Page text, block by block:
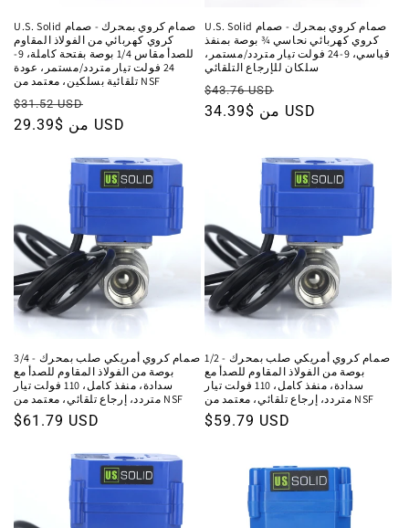
U.S. Solid صمام كروي بمحرك - صمام
كروي كهربائي من الفولاذ المقاوم
للصدأ مقاس 1/4 بوصة بفتحة كاملة، 9-
24 فولت تيار متردد/مستمر، عودة
تلقائية بسلكين، معتمد من NSF
السعر
العادي
$31.52 USD
البيع
من $29.39 USD
U.S. Solid صمام كروي بمحرك - صمام
كروي كهربائي نحاسي ¾ بوصة بمنفذ
قياسي، 9-24 فولت تيار متردد/مستمر،
سلكان للإرجاع التلقائي
السعر
العادي
$43.76 USD
البيع
من $34.39 USD
صمام كروي أمريكي صلب بمحرك - 3/4
بوصة من الفولاذ المقاوم للصدأ مع
سدادة، منفذ كامل، 110 فولت تيار
متردد، إرجاع تلقائي، معتمد من NSF
السعر
$61.79 USD
صمام كروي أمريكي صلب بمحرك - 1/2
بوصة من الفولاذ المقاوم للصدأ مع
سدادة، منفذ كامل، 110 فولت تيار
متردد، إرجاع تلقائي، معتمد من NSF
السعر
$59.79 USD